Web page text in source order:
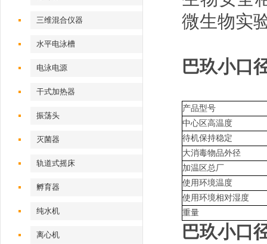
三维混合仪器
水平电泳槽
电泳电源
干式加热器
振荡头
灭菌器
轨道式摇床
孵育器
纯水机
离心机
微生物实
巴玖小口
产品型号
中心区高温度
待机保持稳定
大消毒物品外径
加温区总厂
使用环境温度
使用环境相对湿度
重量
巴玖小口